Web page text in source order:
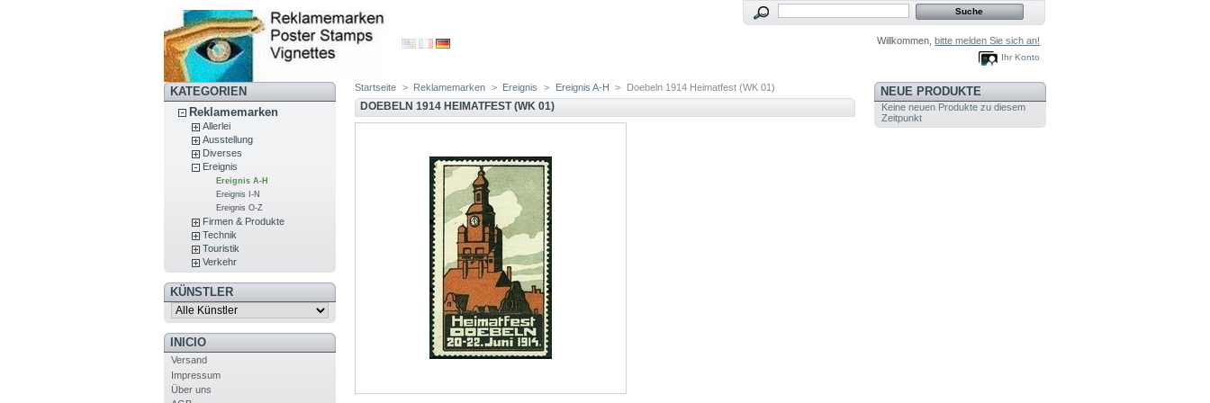
Willkommen,bitte melden Sie sich an!
Ihr Konto
KATEGORIEN
Reklamemarken
Allerlei
Ausstellung
Diverses
Ereignis
Ereignis A-H
Ereignis I-N
Ereignis O-Z
Firmen & Produkte
Technik
Touristik
Verkehr
KÜNSTLER
INICIO
Versand
Impressum
Über uns
Startseite > Reklamemarken > Ereignis > Ereignis A-H > Doebeln 1914 Heimatfest (WK 01)
DOEBELN 1914 HEIMATFEST (WK 01)
NEUE PRODUKTE
Keine neuen Produkte zu diesem
Zeitpunkt